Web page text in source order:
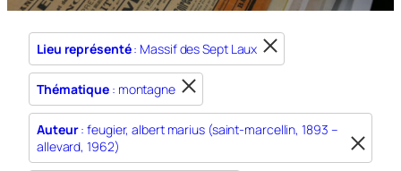
Lieu représenté: Massif des Sept Laux
Thématique : montagne
Auteur: feugier, albert marius (saint-marcellin, 1893 –
allevard, 1962)